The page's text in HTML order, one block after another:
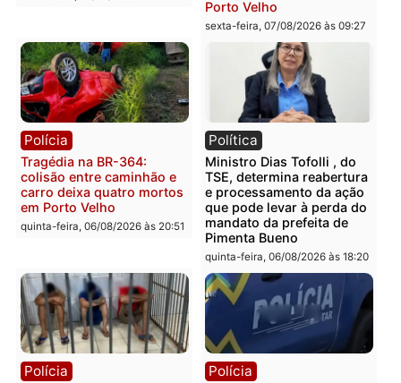
mercúrio escondidos em
sexta-feira, 07/08/2026 às 09:38
criminosa que atacava
provedores de internet
sexta-feira, 07/08/2026 às
Polícia
Homem é encontrado
morto em residência no
Polícia
Polícia Militar apreende
explosivos e
durante patrulhamento
fluvial no Rio Madeira em
Porto Velho
sexta-feira, 07/08/2026 às